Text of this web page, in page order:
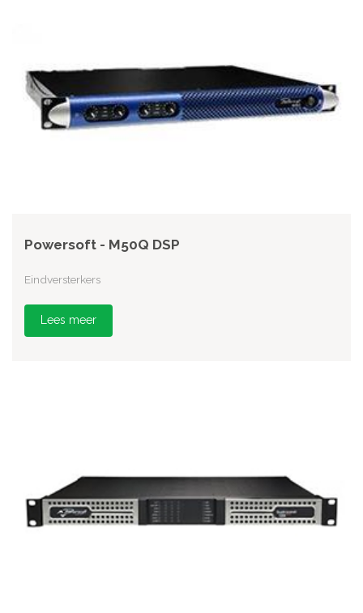
Powersoft - M50Q DSP
Eindversterkers
Lees meer